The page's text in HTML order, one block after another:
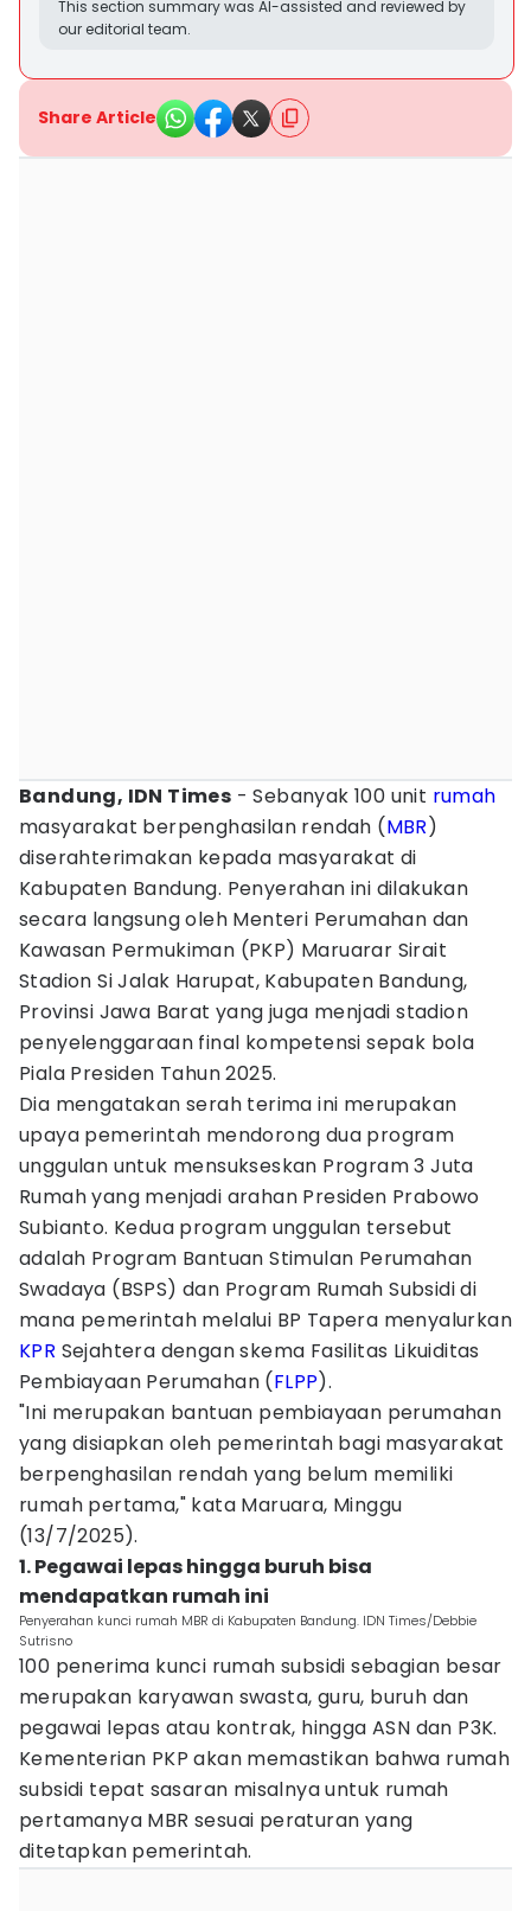
This section summary was AI-assisted and reviewed by
our editorial team.
Share Article
Bandung, IDN Times - Sebanyak 100 unit rumah
masyarakat berpenghasilan rendah (MBR)
diserahterimakan kepada masyarakat di
Kabupaten Bandung. Penyerahan ini dilakukan
secara langsung oleh Menteri Perumahan dan
Kawasan Permukiman (PKP) Maruarar Sirait
Stadion Si Jalak Harupat, Kabupaten Bandung,
Provinsi Jawa Barat yang juga menjadi stadion
penyelenggaraan final kompetensi sepak bola
Piala Presiden Tahun 2025.
Dia mengatakan serah terima ini merupakan
upaya pemerintah mendorong dua program
unggulan untuk mensukseskan Program 3 Juta
Rumah yang menjadi arahan Presiden Prabowo
Subianto. Kedua program unggulan tersebut
adalah Program Bantuan Stimulan Perumahan
Swadaya (BSPS) dan Program Rumah Subsidi di
mana pemerintah melalui BP Tapera menyalurkan
KPR Sejahtera dengan skema Fasilitas Likuiditas
Pembiayaan Perumahan (FLPP).
"Ini merupakan bantuan pembiayaan perumahan
yang disiapkan oleh pemerintah bagi masyarakat
berpenghasilan rendah yang belum memiliki
rumah pertama," kata Maruara, Minggu
(13/7/2025).
1. Pegawai lepas hingga buruh bisa
mendapatkan rumah ini
Penyerahan kunci rumah MBR di Kabupaten Bandung. IDN Times/Debbie
Sutrisno
100 penerima kunci rumah subsidi sebagian besar
merupakan karyawan swasta, guru, buruh dan
pegawai lepas atau kontrak, hingga ASN dan P3K.
Kementerian PKP akan memastikan bahwa rumah
subsidi tepat sasaran misalnya untuk rumah
pertamanya MBR sesuai peraturan yang
ditetapkan pemerintah.